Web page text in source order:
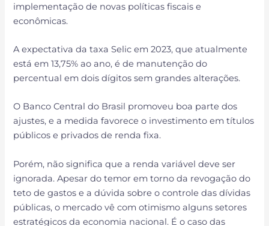
implementação de novas políticas fiscais e
econômicas.
A expectativa da taxa Selic em 2023, que atualmente
está em 13,75% ao ano, é de manutenção do
percentual em dois dígitos sem grandes alterações.
O Banco Central do Brasil promoveu boa parte dos
ajustes, e a medida favorece o investimento em títulos
públicos e privados de renda fixa.
Porém, não significa que a renda variável deve ser
ignorada. Apesar do temor em torno da revogação do
teto de gastos e a dúvida sobre o controle das dívidas
públicas, o mercado vê com otimismo alguns setores
estratégicos da economia nacional. É o caso das